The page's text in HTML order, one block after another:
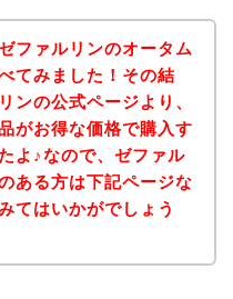
ファルリンのオータム
てみました！その結
ンの公式ページより、
がお得な価格で購入す
よ♪なので、ゼファル
ある方は下記ページな
てはいかがでしょう